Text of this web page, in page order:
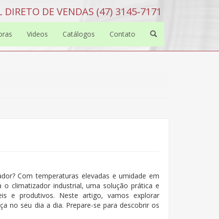
DIRETO DE VENDAS (47) 3145-7171
Videos Catálogos Contato
Com temperaturas elevadas e umidade em
climatizador industrial, uma solução prática e
e produtivos. Neste artigo, vamos explorar
no seu dia a dia. Prepare-se para descobrir os